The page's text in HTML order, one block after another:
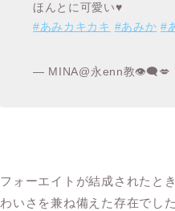
ほんとに可愛い♥️
#あみカキカキ #あみか #
— MINA@永enn教👁‍🗨💋
フォーエイトが結成されたと
わいさを兼ね備えた存在でした